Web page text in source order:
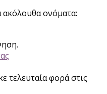
ακόλουθα ονόματα:
φορά στις